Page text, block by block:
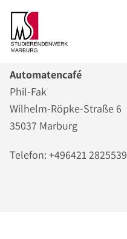
Automatencafé
Phil-Fak
Wilhelm-Röpke-Straße 6
35037 Marburg
Telefon: +496421 2825539